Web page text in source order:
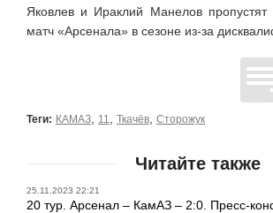
Яковлев и Ираклий Манелов пропустят
матч «Арсенала» в сезоне из-за
Теги: КАМАЗ 11 Ткачёв Сторожук
Читайте также
25.11.2023 22:21
20 тур. Арсенал – КамАЗ – 2:0. Пресс-